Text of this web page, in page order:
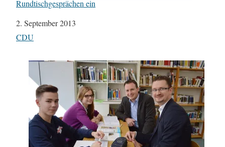
Rundtischgesprächen ein
Datum
2. September 2013
In Bezug auf
CDU